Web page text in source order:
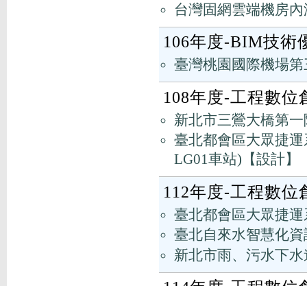
台灣固網雲端機房
106年度-BIM技術
臺灣桃園國際機場
108年度-工程數位
新北市三鶯大橋第
臺北都會區大眾捷
LG01車站)【設計】
112年度-工程數位
臺北都會區大眾捷
臺北自來水智慧化
新北市雨、污水下